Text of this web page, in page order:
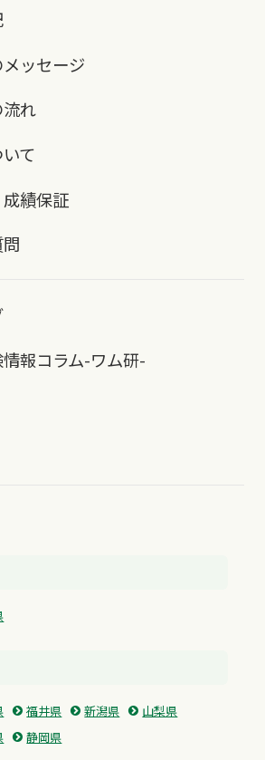
ッセージ
れ
て
績保証
報コラム-ワム研-
福井県 新潟県
山梨県
静岡県